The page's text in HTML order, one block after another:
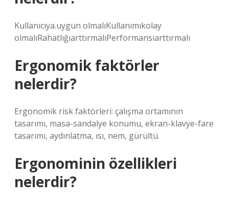
Kullanıcıya.uygun olmalıKullanımıkolay
olmalıRahatlığıarttırmalıPerformansıarttırmalı
Ergonomik faktörler
nelerdir?
Ergonomik risk faktörleri: çalışma ortamının
tasarımı, masa-sandalye konumu, ekran-klavye-fare
tasarımı, aydınlatma, ısı, nem, gürültü.
Ergonominin özellikleri
nelerdir?